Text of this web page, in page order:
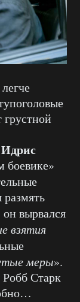
Идрис
боевике»
он вырвался
взятия
меры».
Старк